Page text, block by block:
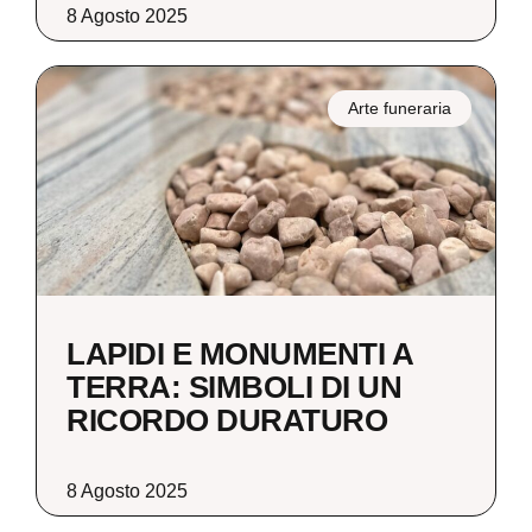
8 Agosto 2025
Arte funeraria
LAPIDI E MONUMENTI A
TERRA: SIMBOLI DI UN
RICORDO DURATURO
8 Agosto 2025